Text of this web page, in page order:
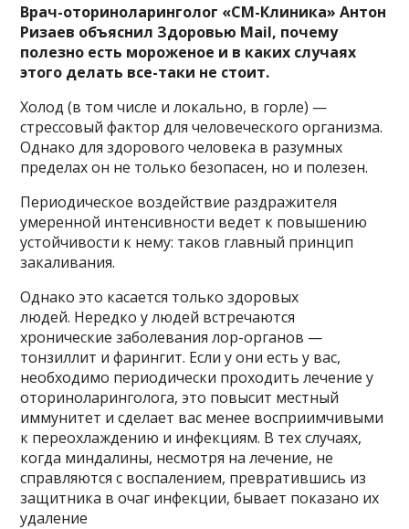
Врач-оториноларинголог «СМ-Клиника» Антон
Ризаев объяснил Здоровью Mail, почему
полезно есть мороженое и в каких случаях
этого делать все-таки не стоит.
Холод (в том числе и локально, в горле) —
стрессовый фактор для человеческого организма.
Однако для здорового человека в разумных
пределах он не только безопасен, но и полезен.
Периодическое воздействие раздражителя
умеренной интенсивности ведет к повышению
устойчивости к нему: таков главный принцип
закаливания.
Однако это касается только здоровых
людей. Нередко у людей встречаются
хронические заболевания лор-органов —
тонзиллит и фарингит. Если у они есть у вас,
необходимо периодически проходить лечение у
оториноларинголога, это повысит местный
иммунитет и сделает вас менее восприимчивыми
к переохлаждению и инфекциям. В тех случаях,
когда миндалины, несмотря на лечение, не
справляются с воспалением, превратившись из
защитника в очаг инфекции, бывает показано их
удаление